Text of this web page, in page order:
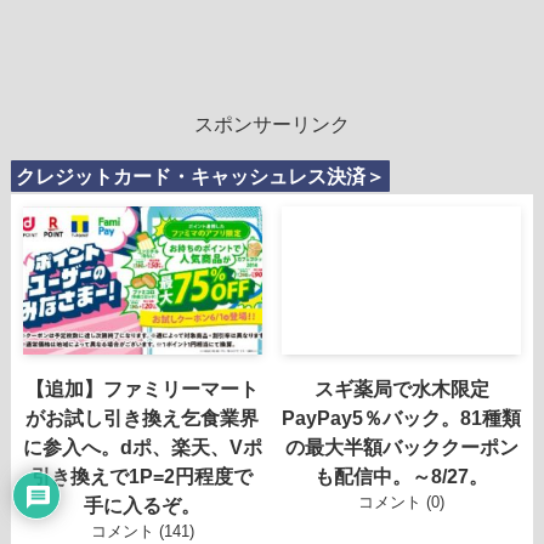
スポンサーリンク
クレジットカード・キャッシュレス決済＞
【追加】ファミリーマート
がお試し引き換え乞食業界
に参入へ。dポ、楽天、Vポ
引き換えで1P=2円程度で
手に入るぞ。
コメント (141)
スギ薬局で水木限定
PayPay5％バック。81種類
の最大半額バッククーポン
も配信中。～8/27。
コメント (0)